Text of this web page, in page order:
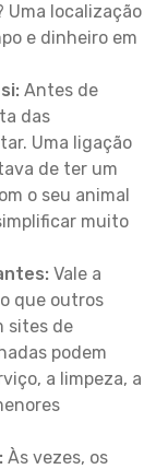
Uma localização
e dinheiro em
Antes de
das
Uma ligação
de ter um
o seu animal
muito
Vale a
que outros
sites de
podem
a limpeza, a
Às vezes, os